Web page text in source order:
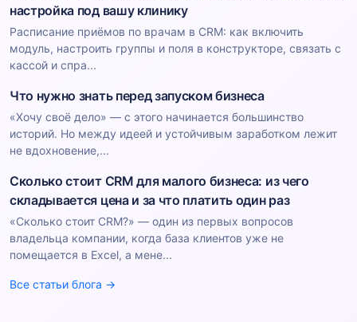
настройка под вашу клинику
Расписание приёмов по врачам в CRM: как включить
модуль, настроить группы и поля в конструкторе, связать с
кассой и спра...
Что нужно знать перед запуском бизнеса
«Хочу своё дело» — с этого начинается большинство
историй. Но между идеей и устойчивым заработком лежит
не вдохновение,...
Сколько стоит CRM для малого бизнеса: из чего
складывается цена и за что платить один раз
«Сколько стоит CRM?» — один из первых вопросов
владельца компании, когда база клиентов уже не
помещается в Excel, а мене...
Все статьи блога →